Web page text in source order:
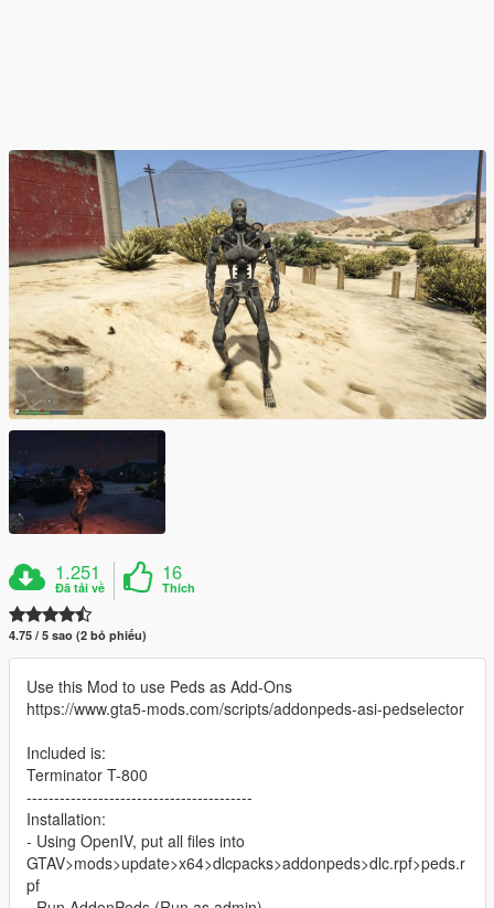
1.251
Đã tải về
16
Thích
4.75 / 5 sao (2 bỏ phiếu)
Use this Mod to use Peds as Add-Ons
https://www.gta5-mods.com/scripts/addonpeds-asi-pedselector
Included is:
Terminator T-800
-----------------------------------------
Installation:
- Using OpenIV, put all files into
GTAV>mods>update>x64>dlcpacks>addonpeds>dlc.rpf>peds.r
pf